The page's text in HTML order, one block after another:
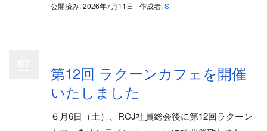
公開済み: 2026年7月11日 作成者:S
第12回 ラクーンカフェを開催
いたしました
６月6日（土）、RCJ社員総会後に第12回ラクーン